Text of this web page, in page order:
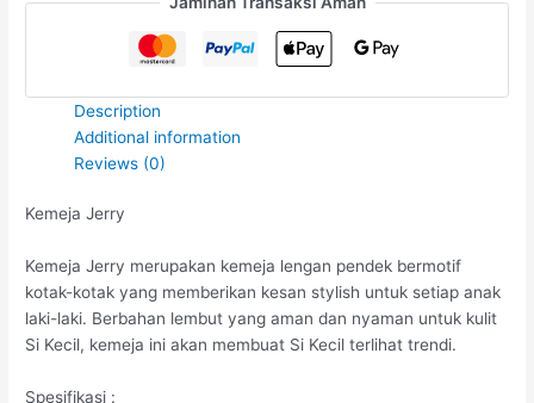
Description
Additional information
Reviews (0)
Kemeja Jerry
Kemeja Jerry merupakan kemeja lengan pendek bermotif
kotak-kotak yang memberikan kesan stylish untuk setiap anak
laki-laki. Berbahan lembut yang aman dan nyaman untuk kulit
Si Kecil, kemeja ini akan membuat Si Kecil terlihat trendi.
Spesifikasi :